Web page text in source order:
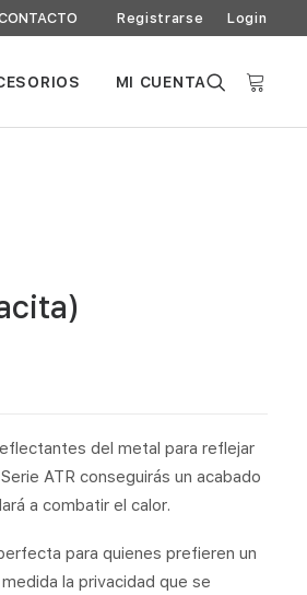
Registrarse Login
MI CUENTA
del metal para reflejar
ATR conseguirás un acabado
a combatir el calor.
para quienes prefieren un
la privacidad que se